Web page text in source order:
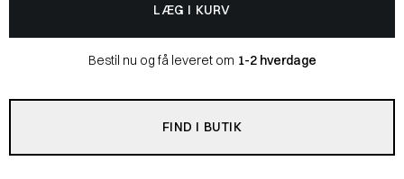
LÆG I KURV
Bestil nu og få leveret om 1-2 hverdage
FIND I BUTIK